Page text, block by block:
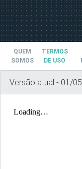
QUEM
SOMOS
TERMOS
DE USO
Versão atual - 01/